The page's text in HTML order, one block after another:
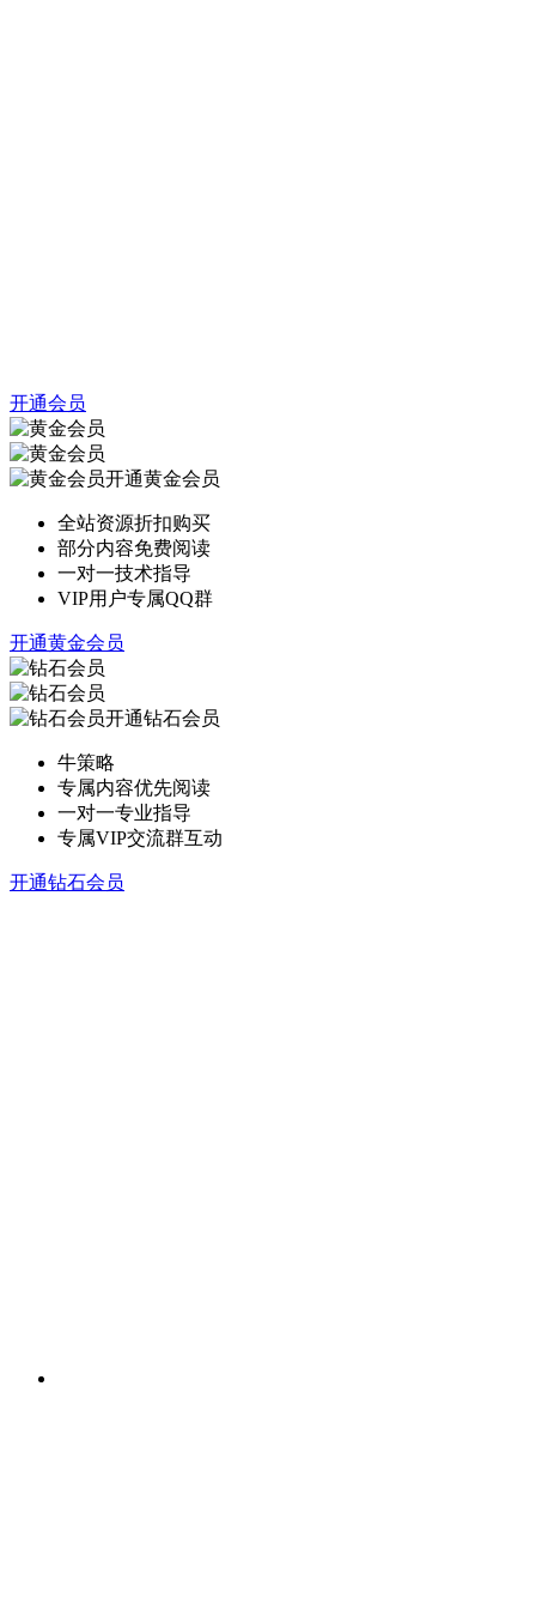
开通会员
开通黄金会员
全站资源折扣购买
部分内容免费阅读
一对一技术指导
VIP用户专属QQ群
开通黄金会员
开通钻石会员
牛策略
专属内容优先阅读
一对一专业指导
专属VIP交流群互动
开通钻石会员